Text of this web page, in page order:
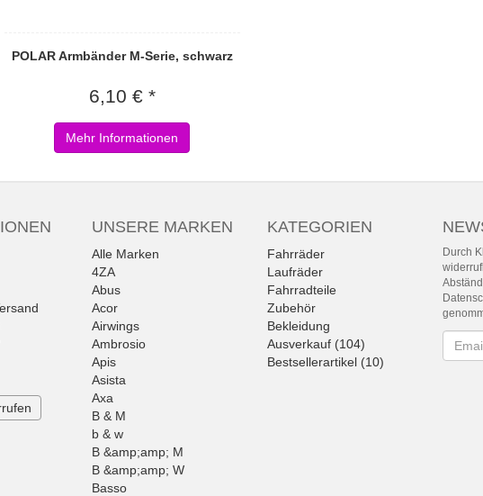
POLAR Armbänder M-Serie, schwarz
6,10 € *
Mehr Informationen
UNSERE MARKEN
Alle Marken
4ZA
Abus
Acor
Airwings
Ambrosio
Apis
Asista
Axa
B & M
b & w
B &amp;amp; M
B &amp;amp; W
Basso
KATEGORIEN
Fahrräder
Laufräder
Fahrradteile
Zubehör
Bekleidung
Ausverkauf (104)
Bestsellerartikel (10)
Durch